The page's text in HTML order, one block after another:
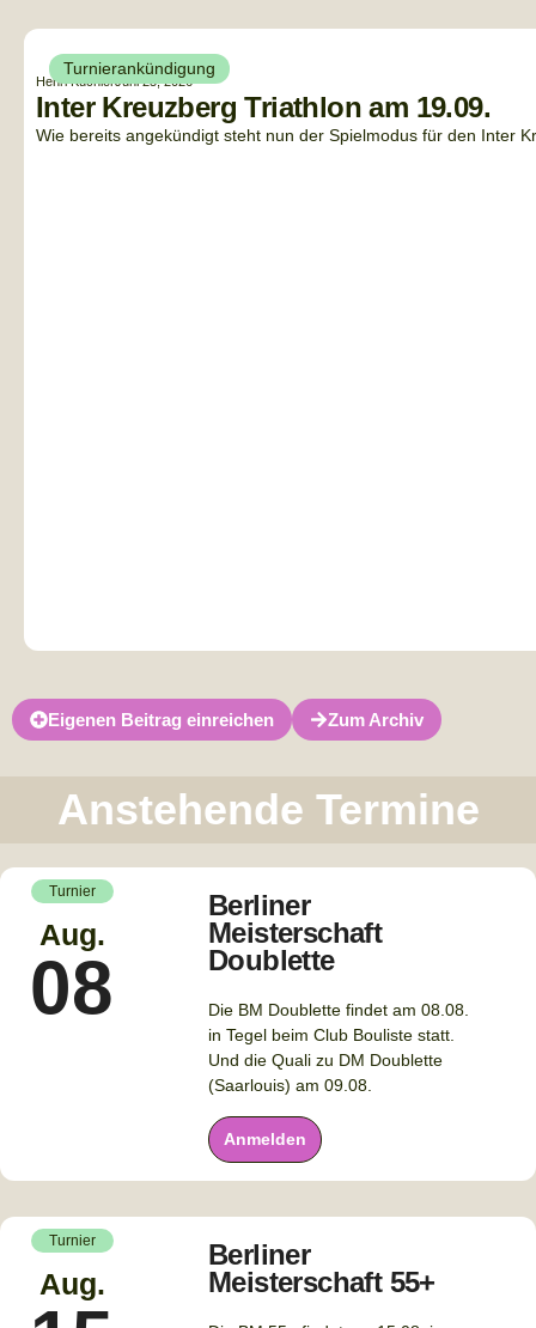
Turnierankündigung
Henri KüchlerJuni 25, 2026
Inter Kreuzberg Triathlon am 19.09.
Wie bereits angekündigt steht nun der Spielmodus für den Inter
Eigenen Beitrag einreichen Zum Archiv
Anstehende Termine
Turnier
Aug.
08
Berliner
Meisterschaft
Doublette
Die BM Doublette findet am 08.08.
in Tegel beim Club Bouliste statt.
Und die Quali zu DM Doublette
(Saarlouis) am 09.08.
Anmelden
Turnier
Aug.
Berliner
Meisterschaft 55+